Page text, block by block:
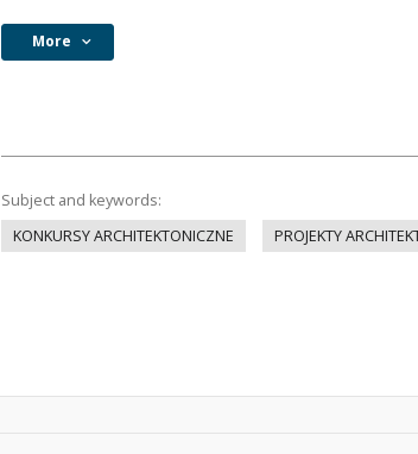
More
Subject and keywords:
KONKURSY ARCHITEKTONICZNE
PROJEKTY